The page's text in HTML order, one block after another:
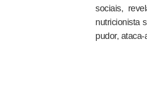
sociais,
nutricionista
pudor,